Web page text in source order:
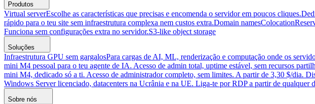
Produtos
Virtual serverEscolhe as características que precisas e encomenda o servidor em poucos cliques.
rápido para o teu site sem infraestrutura complexa nem custos extra.Domain namesColocation
Funciona sem configurações extra no servidor.S3-like object storage
Soluções
Infraestrutura GPU sem gargalosPara cargas de AI, ML, renderização e computação onde os
mini M4 pessoal para o teu agente de IA. Acesso de admin total, uptime estável, sem recursos
mini M4, dedicado só a ti. Acesso de administrador completo, sem limites. A partir de 3,30 $/dia.
Windows Server licenciado, datacenters na Ucrânia e na UE. Liga-te por RDP a partir de
Sobre nós